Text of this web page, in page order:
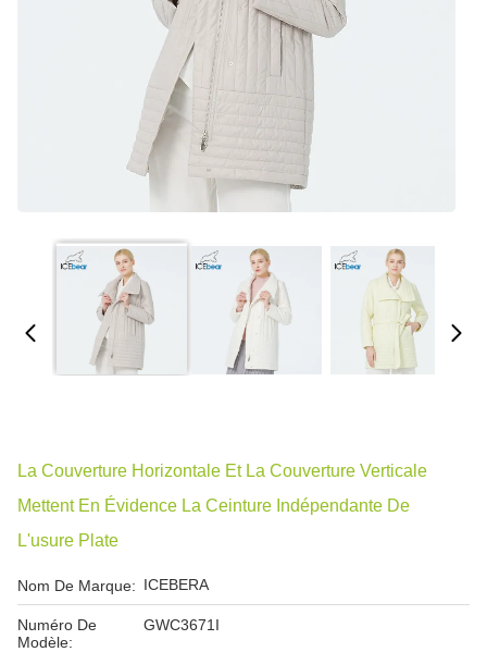
La Couverture Horizontale Et La Couverture Verticale
Mettent En Évidence La Ceinture Indépendante De
L'usure Plate
Nom De Marque: ICEBERA
Numéro De
Modèle:
GWC3671I